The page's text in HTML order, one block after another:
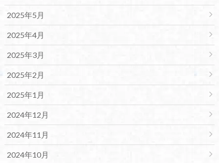
2025年5月
2025年4月
2025年3月
2025年2月
2025年1月
2024年12月
2024年11月
2024年10月